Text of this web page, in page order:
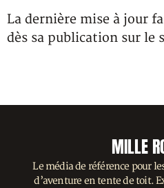
La dernière mise à jour
dès sa publication sur le
MILLE
Le média de référence pour
d’aventure en tente de toit.